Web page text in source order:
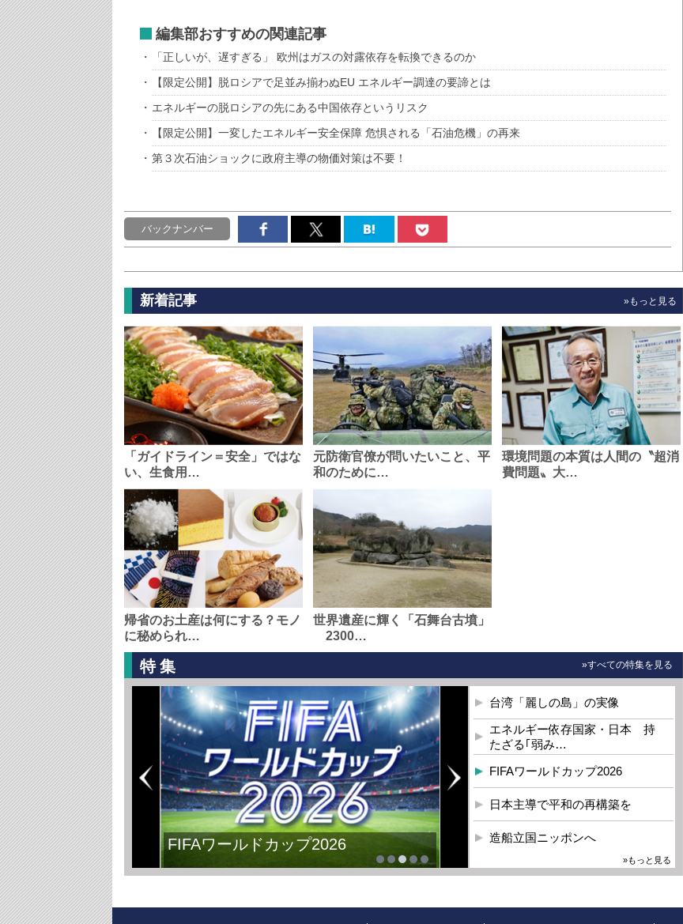
編集部おすすめの関連記事
「正しいが、遅すぎる」 欧州はガスの対露依存を転換できるのか
【限定公開】脱ロシアで足並み揃わぬEU エネルギー調達の要諦とは
エネルギーの脱ロシアの先にある中国依存というリスク
【限定公開】一変したエネルギー安全保障 危惧される「石油危機」の再来
第３次石油ショックに政府主導の物価対策は不要！
バックナンバー
新着記事 »もっと見る
「ガイドライン＝安全」ではな
い、生食用…
元防衛官僚が問いたいこと、平
和のために…
環境問題の本質は人間の〝超消
費問題〟大…
帰省のお土産は何にする？モノ
に秘められ…
世界遺産に輝く「石舞台古墳」
2300…
特集 »すべての特集を見る
FIFAワールドカップ2026
台湾「麗しの島」の実像
エネルギー依存国家・日本 持
たざる｢弱み…
FIFAワールドカップ2026
日本主導で平和の再構築を
造船立国ニッポンへ
»もっと見る